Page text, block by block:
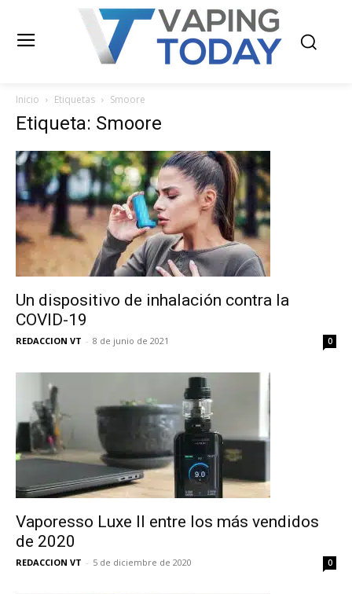
Inicio Etiquetas Smoore
Etiqueta: Smoore
Un dispositivo de inhalación contra la
COVID-19
REDACCION VT - 8 de junio de 2021 0
Vaporesso Luxe II entre los más vendidos
de 2020
REDACCION VT - 5 de diciembre de 2020 0